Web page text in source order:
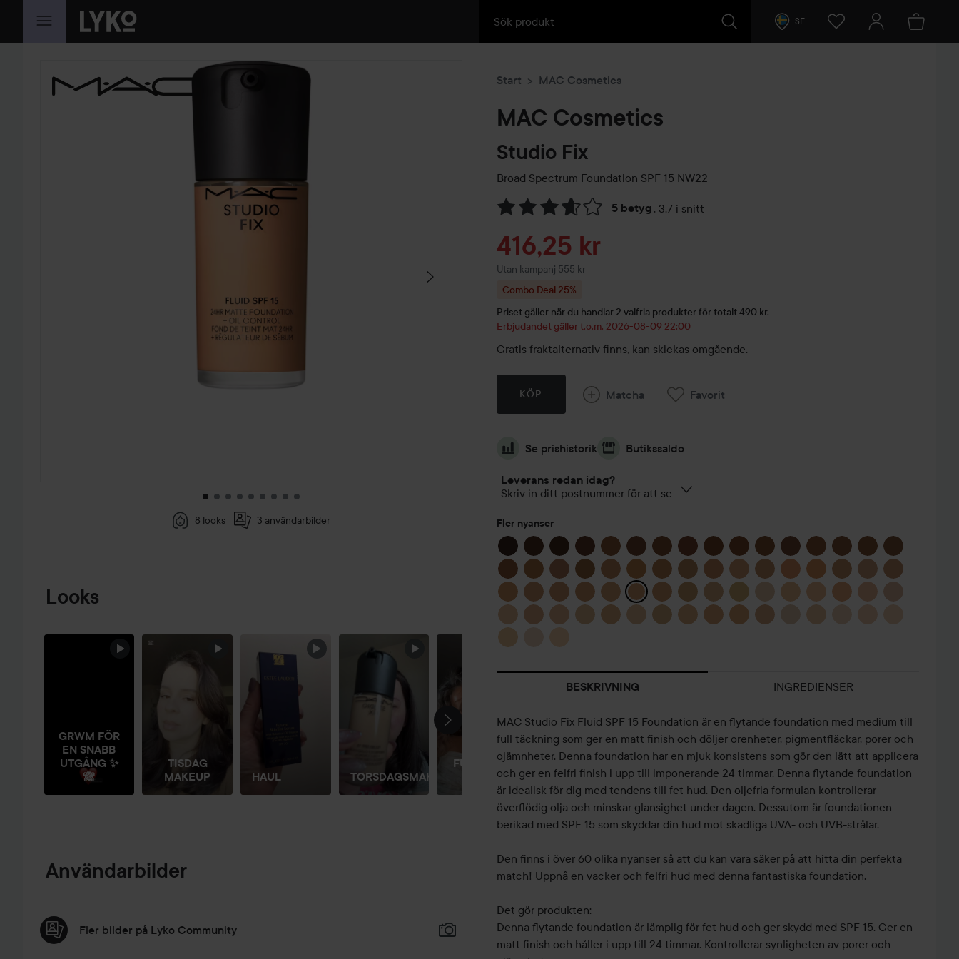
HOPPA TILL INNEHÅLLET SE
HOPPA ÖVER SEKTIONEN
8 looks 3 användarbilder
Looks
HOPPA ÖVER SEKTIONEN
GRWM FÖR
EN SNABB
UTGÅNG ✨
🙈
TISDAG
MAKEUP
HAUL TORSDAGSMAKEUP
FULL FACE
MAC 🪽
MIN
SEMESTER
GLAM ✨
SMINKADE
MIN
LILLASYSTER
MED...
TREVLIG
HELG 💗
Användarbilder
Fler bilder på Lyko Community
Start MAC Cosmetics
MAC Cosmetics
Studio Fix
Broad Spectrum Foundation SPF 15 NW22
5 betyg , 3.7 i snitt
Hoppa till Betyg & kommentarer
Reapris
416,25 kr
Utan kampanj 555 kr
Combo Deal 25%
Priset gäller när du handlar 2 valfria produkter för totalt 490 kr.
Erbjudandet gäller t.o.m. 2026-08-09 22:00
Gratis fraktalternativ finns, kan skickas omgående.
KÖP Matcha Favorit
Se prishistorik Butikssaldo
Leverans redan idag?
Skriv in ditt postnummer för att se
Fler nyanser
BESKRIVNING INGREDIENSER
MAC Studio Fix Fluid SPF 15 Foundation är en flytande foundation med medium till
full täckning som ger en matt finish och döljer orenheter, pigmentfläckar, porer och
ojämnheter. Denna foundation har en mjuk konsistens som gör den lätt att applicera
och ger en felfri finish i upp till imponerande 24 timmar. Denna flytande foundation
är idealisk för dig med tendens till fet hud. Den oljefria formulan kontrollerar
överflödig olja och minskar glansighet under dagen. Dessutom är foundationen
berikad med SPF 15 som skyddar din hud mot skadliga UVA- och UVB-strålar.
Den finns i över 60 olika nyanser så att du kan vara säker på att hitta din perfekta
match! Uppnå en vacker och felfri hud med denna fantastiska foundation.
Det gör produkten:
Denna flytande foundation är lämplig för fet hud och ger skydd med SPF 15. Ger en
matt finish och håller i upp till 24 timmar. Kontrollerar synligheten av porer och